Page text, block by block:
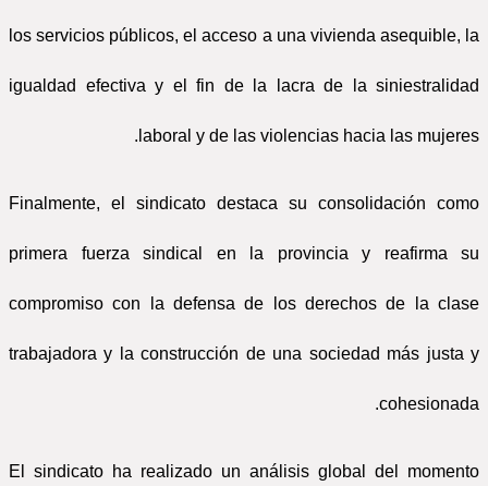
los servicios públicos, el acceso a una vivienda asequible, la
igualdad efectiva y el fin de la lacra de la siniestralidad
laboral y de las violencias hacia las mujeres.
Finalmente, el sindicato destaca su consolidación como
primera fuerza sindical en la provincia y reafirma su
compromiso con la defensa de los derechos de la clase
trabajadora y la construcción de una sociedad más justa y
cohesionada.
El sindicato ha realizado un análisis global del momento